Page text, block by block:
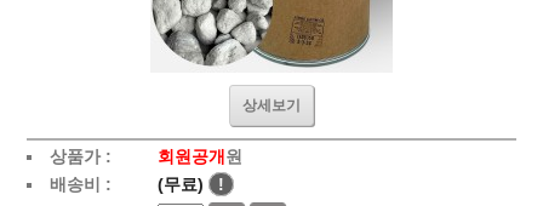
상세보기
상품가 : 회원공개 원
배송비 :
(무료)
!